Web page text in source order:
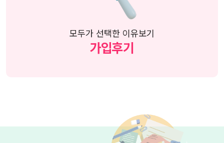
모두가 선택한 이유보기
가입후기